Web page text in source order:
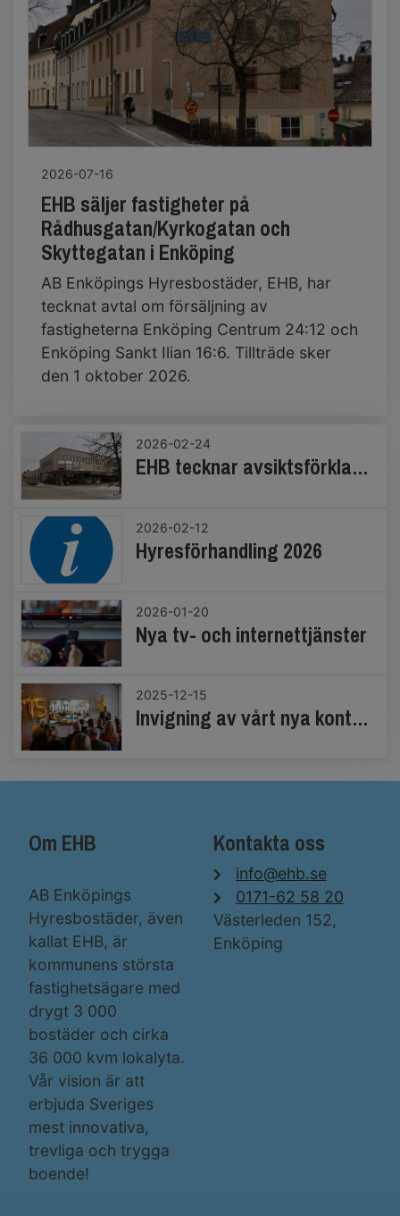
2026-07-16
EHB säljer fastigheter på
Rådhusgatan/Kyrkogatan och
Skyttegatan i Enköping
AB Enköpings Hyresbostäder, EHB, har
tecknat avtal om försäljning av
fastigheterna Enköping Centrum 24:12 och
Enköping Sankt Ilian 16:6. Tillträde sker
den 1 oktober 2026.
2026-02-24
EHB tecknar avsiktsförklaring om förvärv av Paushuset vid Stora torget
2026-02-12
Hyresförhandling 2026
2026-01-20
Nya tv- och internettjänster
2025-12-15
Invigning av vårt nya kontor och 75-årsfirande!
Om EHB
AB Enköpings
Hyresbostäder, även
kallat EHB, är
kommunens största
fastighetsägare med
drygt 3 000
bostäder och cirka
36 000 kvm lokalyta.
Vår vision är att
erbjuda Sveriges
mest innovativa,
trevliga och trygga
boende!
Kontakta oss
info@ehb.se
0171-62 58 20
Västerleden 152,
Enköping